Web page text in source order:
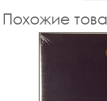
Похожие